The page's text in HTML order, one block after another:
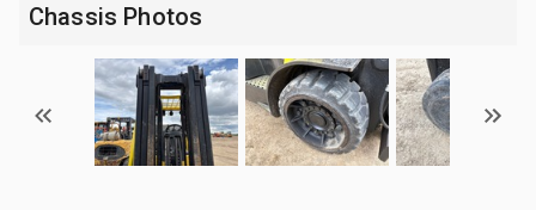
Chassis Photos